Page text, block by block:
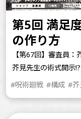
第5回 満足
の作り方
【第67回】審査員：
芥見先生の術式開示
#呪術廻戦 #構成 #芥